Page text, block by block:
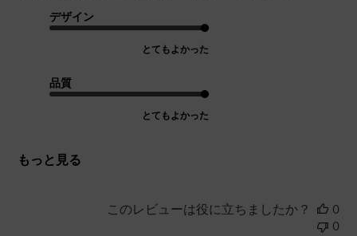
デザイン
とてもよかった
品質
とてもよかった
もっと見る
このレビューは役に立ちましたか？
0
0